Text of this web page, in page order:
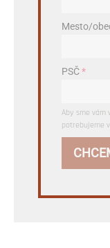
Mesto/
PSČ*
Aby sme vám
potrebujeme